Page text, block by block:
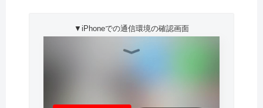
▼iPhoneでの通信環境の確認画面